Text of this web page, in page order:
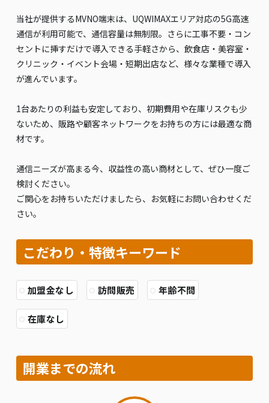
当社が提供するMVNO端末は、UQWIMAXエリア対応の5G高速
通信が利用可能で、通信容量は無制限。さらに工事不要・コン
セントに挿すだけで導入できる手軽さから、飲食店・美容室・
クリニック・イベント会場・短期出店など、様々な業種で導入
が進んでいます。
1台あたりの利益も安定しており、初期費用や在庫リスクも少
ないため、販路や顧客ネットワークをお持ちの方には最適な商
材です。
通信ニーズが高まる今、収益性の高い商材として、ぜひ一度ご
検討ください。
ご関心をお持ちいただけましたら、お気軽にお問い合わせくだ
さい。
こだわり・特徴キーワード
加盟金なし 訪問販売 年齢不問
在庫なし
開業までの流れ